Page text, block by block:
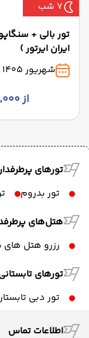
7 شب
ایران ایرتور )
شهریور 1405
از ۱۳۹٬۰۰۰٬۰۰۰ تومان + ۸۷۰ دلار
تورهای
تور بدروم
هتل‌های
رزرو هتل های
تورهای
تور دبی
اطلاعات تماس